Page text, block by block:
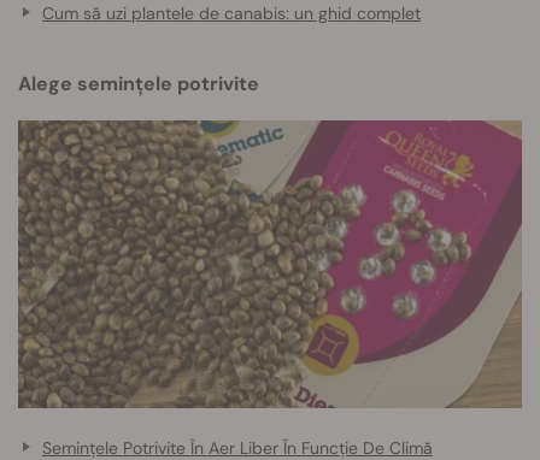
Cum să uzi plantele de canabis: un ghid complet
Alege semințele potrivite
Semințele Potrivite În Aer Liber În Funcție De Climă